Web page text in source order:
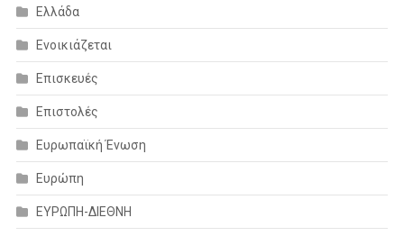
Ελλάδα
Ενοικιάζεται
Επισκευές
Επιστολές
Ευρωπαϊκή Ένωση
Ευρώπη
ΕΥΡΩΠΗ-ΔΙΕΘΝΗ